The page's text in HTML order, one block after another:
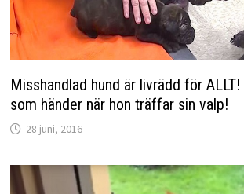
Misshandlad hund är livrädd för
som händer när hon träffar sin valp!
28 juni, 2016